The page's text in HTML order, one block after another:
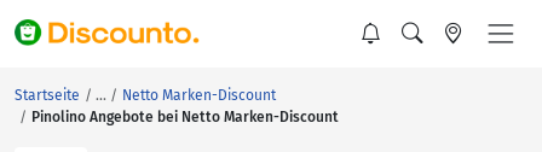
Startseite
Netto Marken-Discount
Pinolino Angebote bei Netto Marken-Discount